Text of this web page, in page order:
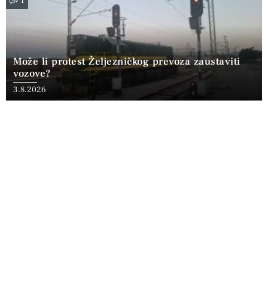
Može li protest Željezničkog prevoza zaustaviti
vozove?
3.8.2026